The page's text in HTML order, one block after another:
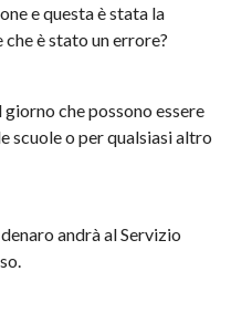
e questa è stata la
è stato un errore?
che possono essere
scuole o per qualsiasi altro
andrà al Servizio